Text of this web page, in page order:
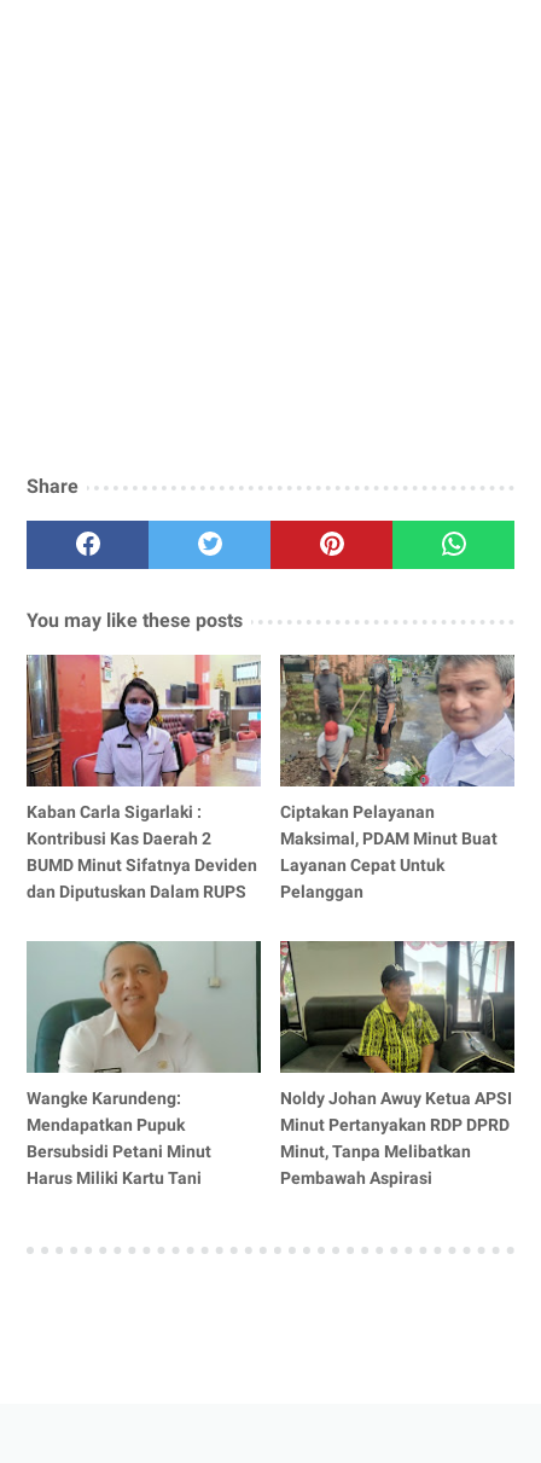
Share
You may like these posts
Kaban Carla Sigarlaki :
Kontribusi Kas Daerah 2
BUMD Minut Sifatnya Deviden
dan Diputuskan Dalam RUPS
Ciptakan Pelayanan
Maksimal, PDAM Minut Buat
Layanan Cepat Untuk
Pelanggan
Wangke Karundeng:
Mendapatkan Pupuk
Bersubsidi Petani Minut
Harus Miliki Kartu Tani
Noldy Johan Awuy Ketua APSI
Minut Pertanyakan RDP DPRD
Minut, Tanpa Melibatkan
Pembawah Aspirasi